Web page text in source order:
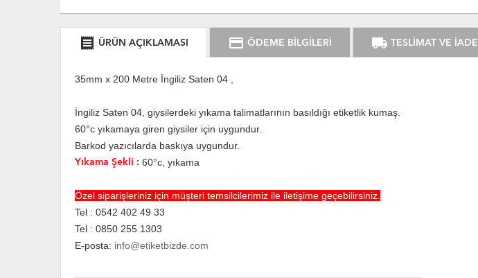
receipt ÜRÜN AÇIKLAMASI credit_card ÖDEME BİLGİLERİ local_shipping TESLİMAT VE İADE
35mm x 200 Metre İngiliz Saten 04 ,
İngiliz Saten 04, giysilerdeki yıkama talimatlarının basıldığı etiketlik kumaş.
60°c yıkamaya giren giysiler için uygundur.
Barkod yazıcılarda baskıya uygundur.
Yıkama Şekli : 60°c, yıkama
Özel siparişleriniz için müşteri temsilcilerimiz ile iletişime geçebilirsiniz.
Tel : 0542 402 49 33
Tel : 0850 255 1303
E-posta: info@etiketbizde.com